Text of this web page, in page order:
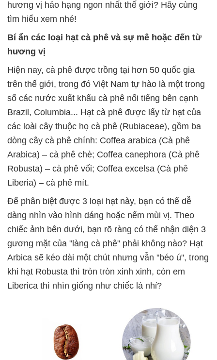
hương vị hảo hạng ngon nhất thế giới? Hãy cùng
tìm hiểu xem nhé!
Bí ẩn các loại hạt cà phê và sự mê hoặc đến từ
hương vị
Hiện nay, cà phê được trồng tại hơn 50 quốc gia
trên thế giới, trong đó Việt Nam tự hào là một trong
số các nước xuất khẩu cà phê nổi tiếng bên cạnh
Brazil, Columbia... Hạt cà phê được lấy từ hạt của
các loài cây thuộc họ cà phê (Rubiaceae), gồm ba
dòng cây cà phê chính: Coffea arabica (Cà phê
Arabica) – cà phê chè; Coffea canephora (Cà phê
Robusta) – cà phê vối; Coffea excelsa (Cà phê
Liberia) – cà phê mít.
Để phân biệt được 3 loại hạt này, bạn có thể dễ
dàng nhìn vào hình dáng hoặc nếm mùi vị. Theo
chiếc ảnh bên dưới, bạn rõ ràng có thể nhận diện 3
gương mặt của "làng cà phê" phải không nào? Hạt
Arbica sẽ kéo dài một chút nhưng vẫn "béo ú", trong
khi hạt Robusta thì tròn tròn xinh xinh, còn em
Liberica thì nhìn giống như chiếc lá nhỉ?